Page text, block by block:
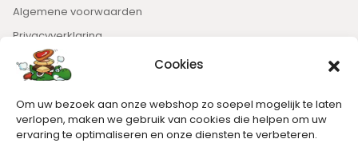
Cookies
Om uw bezoek aan onze webshop zo soepel mogelijk te laten
verlopen, maken we gebruik van cookies die helpen om uw
ervaring te optimaliseren en onze diensten te verbeteren.
Algemene voorwaarden
Privacyverklaring
Nieuwsbrief
Blijft op de hoogte van het laatste nieuws.